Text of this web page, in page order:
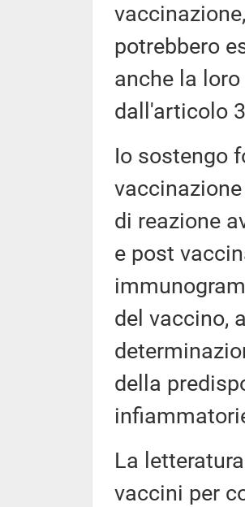
potrebbero
anche la
dall'articolo
Io sostengo
di reazione
e post
del vaccino,
della
La
vaccini per